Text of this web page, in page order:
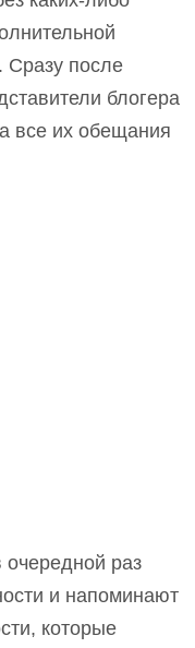
Сразу после
блогера
все их обещания
раз
и напоминают
которые